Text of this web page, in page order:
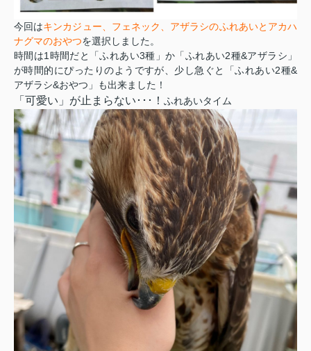
今回はキンカジュー、フェネック、アザラシのふれあいとアカハ
ナグマのおやつを選択しました。
時間は1時間だと「ふれあい3種」か「ふれあい2種&アザラシ」
が時間的にぴったりのようですが、少し急ぐと「ふれあい2種&
アザラシ&おやつ」も出来ました！
「可愛い」が止まらない･･･！ ふれあいタイム